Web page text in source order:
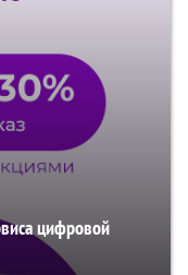
цифровой